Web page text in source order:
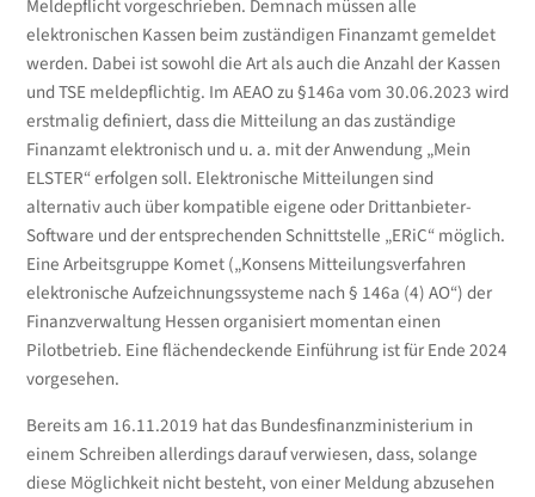
Meldepflicht vorgeschrieben. Demnach müssen alle
elektronischen Kassen beim zuständigen Finanzamt gemeldet
werden. Dabei ist sowohl die Art als auch die Anzahl der Kassen
und TSE meldepflichtig. Im AEAO zu §146a vom 30.06.2023 wird
erstmalig definiert, dass die Mitteilung an das zuständige
Finanzamt elektronisch und u. a. mit der Anwendung „Mein
ELSTER“ erfolgen soll. Elektronische Mitteilungen sind
alternativ auch über kompatible eigene oder Drittanbieter-
Software und der entsprechenden Schnittstelle „ERiC“ möglich.
Eine Arbeitsgruppe Komet („Konsens Mitteilungsverfahren
elektronische Aufzeichnungssysteme nach § 146a (4) AO“) der
Finanzverwaltung Hessen organisiert momentan einen
Pilotbetrieb. Eine flächendeckende Einführung ist für Ende 2024
vorgesehen.
Bereits am 16.11.2019 hat das Bundesfinanzministerium in
einem Schreiben allerdings darauf verwiesen, dass, solange
diese Möglichkeit nicht besteht, von einer Meldung abzusehen